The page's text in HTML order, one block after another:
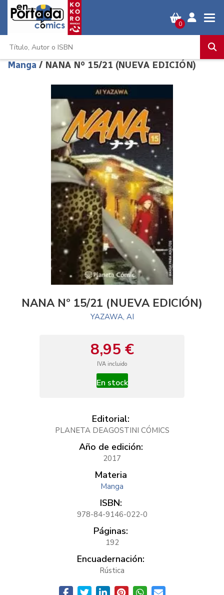
0
Manga / NANA Nº 15/21 (NUEVA EDICIÓN)
NANA Nº 15/21 (NUEVA EDICIÓN)
YAZAWA, AI
8,95 €
IVA incluido
En stock
Editorial:
PLANETA DEAGOSTINI CÓMICS
Año de edición:
2017
Materia
Manga
ISBN:
978-84-9146-022-0
Páginas:
192
Encuadernación:
Rústica